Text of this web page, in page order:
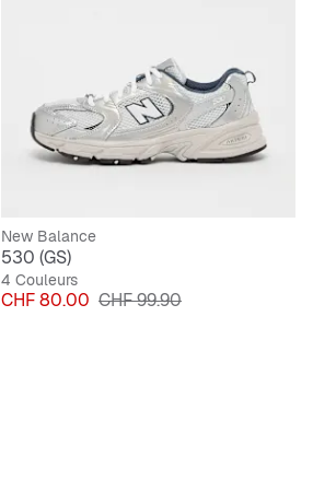
New Balance
530 (GS)
4 Couleurs
Prix
CHF 80.00 Prix original
CHF 99.90